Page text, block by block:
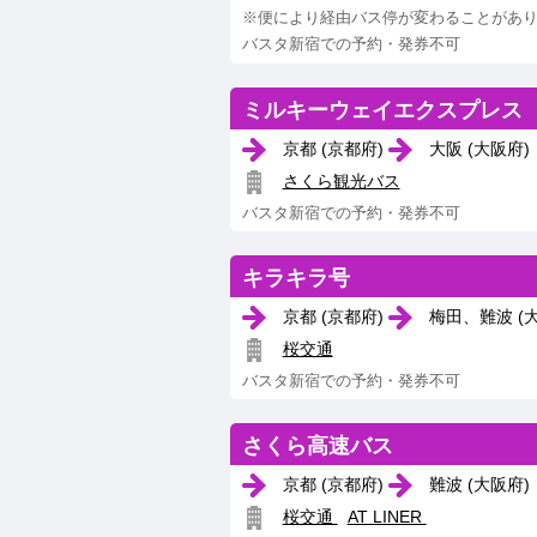
※便により経由バス停が変わることがあり
バスタ新宿での予約・発券不可
ミルキーウェイエクスプレス
京都 (京都府)
大阪 (大阪府)
さくら観光バス
バスタ新宿での予約・発券不可
キラキラ号
京都 (京都府)
梅田、難波 (
桜交通
バスタ新宿での予約・発券不可
さくら高速バス
京都 (京都府)
難波 (大阪府)
桜交通
AT LINER